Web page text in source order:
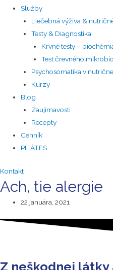
Služby
Liečebná výživa &
Testy & Diagnostika
Krvné testy –
Test črevného
Psychosomatika v
Kurzy
Blog
Zaujímavosti
Recepty
Cenník
PILÁTES
Kontakt
Ach, tie alergie
22 januára, 2021
Z neškodnej